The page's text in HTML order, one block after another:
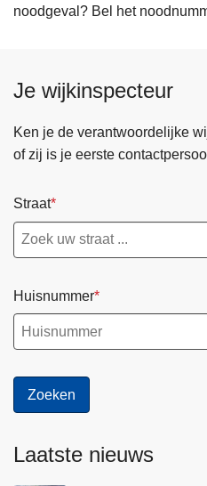
noodgeval? Bel het
Je wijkinspecteur
Ken je de verantwoordelijke
of zij is je eerste
Straat
Huisnummer
Laatste nieuws